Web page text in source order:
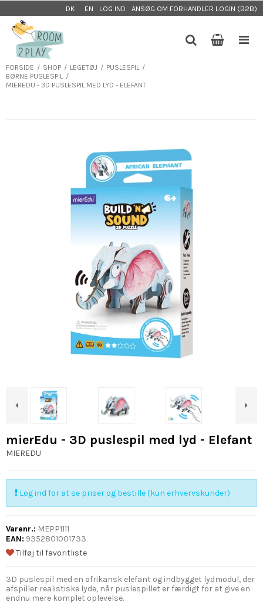
DK EN LOG IND ANSØG OM FORHANDLER LOGIN (B2B)
FORSIDE / SHOP / LEGETØJ / PUSLESPIL /
BØRNE PUSLESPIL /
MIEREDU - 3D PUSLESPIL MED LYD - ELEFANT
mierEdu - 3D puslespil med lyd - Elefant
MIEREDU
Log ind for at se priser og bestille (kun erhvervskunder)
Varenr.: MEPP1111
EAN: 9352801001733
Tilføj til favoritliste
3D puslespil med en afrikansk elefant og indbygget lydmodul, der
afspiller realistiske lyde, når puslespillet er færdigt for at give en
endnu mere komplet oplevelse.